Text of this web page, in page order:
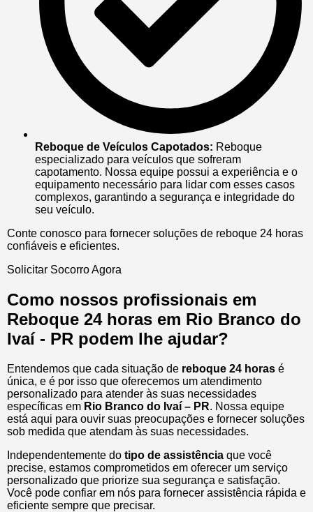
Reboque de Veículos Capotados: Reboque
especializado para veículos que sofreram
capotamento. Nossa equipe possui a experiência e o
equipamento necessário para lidar com esses casos
complexos, garantindo a segurança e integridade do
seu veículo.
Conte conosco para fornecer soluções de reboque 24 horas
confiáveis e eficientes.
Solicitar Socorro Agora
Como nossos profissionais em
Reboque 24 horas em Rio Branco do
Ivaí - PR podem lhe ajudar?
Entendemos que cada situação de reboque 24 horas é
única, e é por isso que oferecemos um atendimento
personalizado para atender às suas necessidades
específicas em Rio Branco do Ivaí – PR. Nossa equipe
está aqui para ouvir suas preocupações e fornecer soluções
sob medida que atendam às suas necessidades.
Independentemente do tipo de assistência que você
precise, estamos comprometidos em oferecer um serviço
personalizado que priorize sua segurança e satisfação.
Você pode confiar em nós para fornecer assistência rápida e
eficiente sempre que precisar.